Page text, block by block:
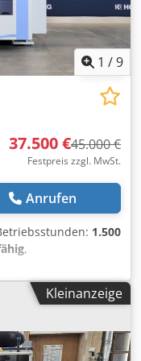
1 /9
37.500 €45.000 €
Festpreis zzgl. MwSt.
Anrufen
1.500
,
055
Bohraggregat
Spindeln □
Anschlagzylinder zur
Kleinanzeige